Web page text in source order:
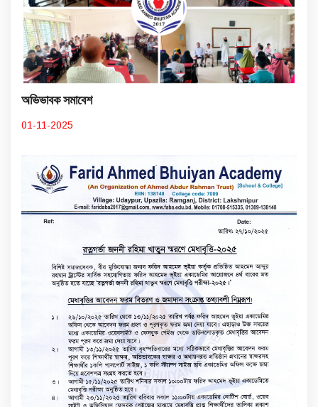
অভিভাবক সমাবেশ
01-11-2025